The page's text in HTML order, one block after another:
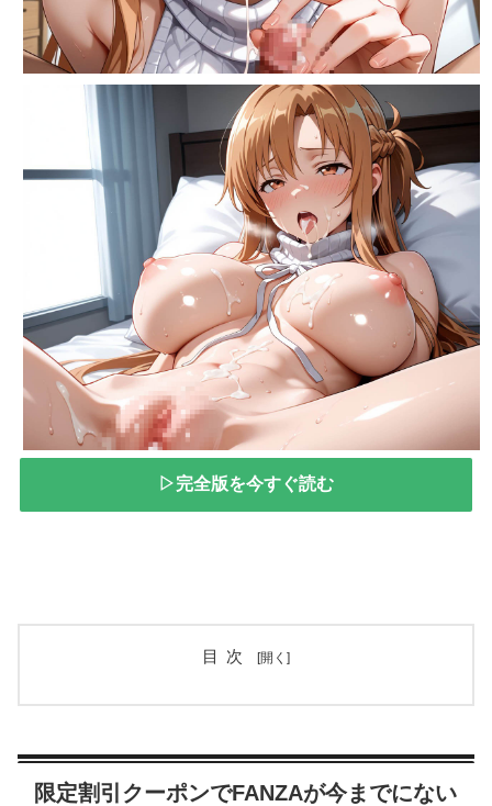
▷完全版を今すぐ読む
目次
限定割引クーポンでFANZAが今までにない